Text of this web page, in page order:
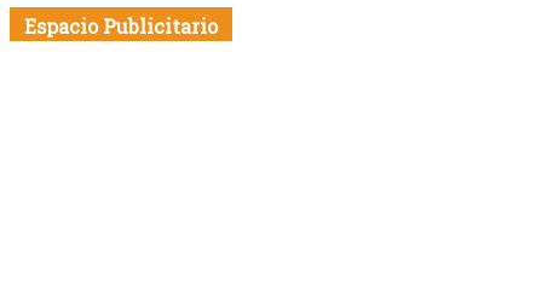
Fecha
Espacio Publicitario